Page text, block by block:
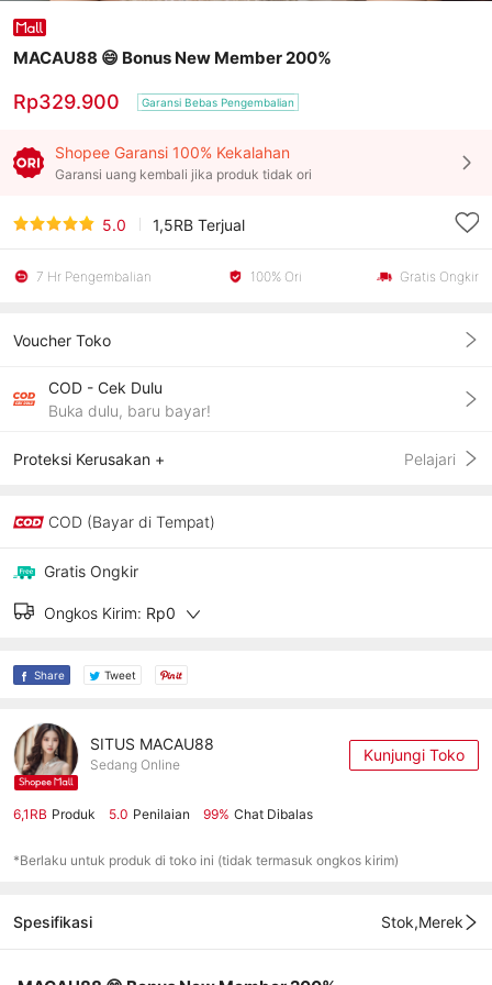
MACAU88 😄 Bonus New Member 200%
Rp329.900 Garansi Bebas Pengembalian
Shopee Garansi 100% Kekalahan
Garansi uang kembali jika produk tidak ori
5.0 1,5RB Terjual
7 Hr Pengembalian 100% Ori Gratis Ongkir
Voucher Toko
COD - Cek Dulu
Buka dulu, baru bayar!
Proteksi Kerusakan + Pelajari
COD (Bayar di Tempat)
Gratis Ongkir
Ongkos Kirim: Rp0
Share Tweet
SITUS MACAU88
Sedang Online Kunjungi Toko
6,1RB Produk 5.0 Penilaian 99% Chat Dibalas
*Berlaku untuk produk di toko ini (tidak termasuk ongkos kirim)
Spesifikasi Stok,Merek